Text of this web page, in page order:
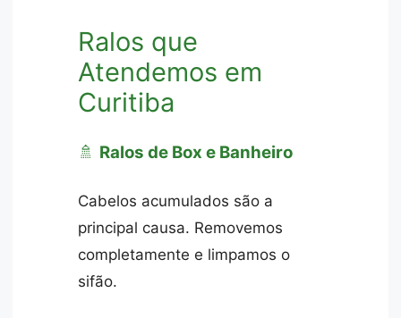
Ralos que
Atendemos em
Curitiba
🚿 Ralos de Box e Banheiro
Cabelos acumulados são a
principal causa. Removemos
completamente e limpamos o
sifão.